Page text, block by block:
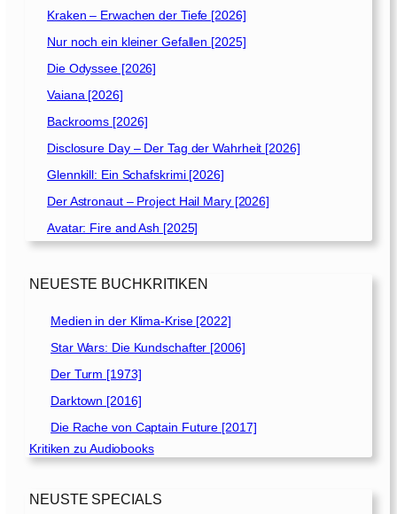
Kraken – Erwachen der Tiefe [2026]
Nur noch ein kleiner Gefallen [2025]
Die Odyssee [2026]
Vaiana [2026]
Backrooms [2026]
Disclosure Day – Der Tag der Wahrheit [2026]
Glennkill: Ein Schafskrimi [2026]
Der Astronaut – Project Hail Mary [2026]
Avatar: Fire and Ash [2025]
NEUESTE BUCHKRITIKEN
Medien in der Klima-Krise [2022]
Star Wars: Die Kundschafter [2006]
Der Turm [1973]
Darktown [2016]
Die Rache von Captain Future [2017]
Kritiken zu Audiobooks
NEUSTE SPECIALS